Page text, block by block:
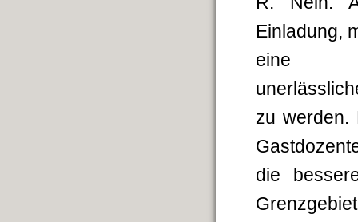
Einladung,
eine
zu werden.
die